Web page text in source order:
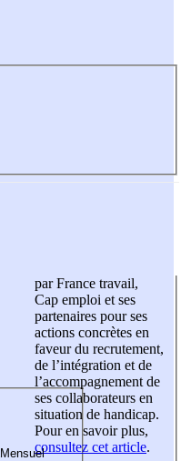
par France travail,
Cap emploi et ses
partenaires pour ses
actions concrètes en
faveur du recrutement,
de l’intégration et de
l’accompagnement de
ses collaborateurs en
situation de handicap.
Pour en savoir plus,
consultez cet article.